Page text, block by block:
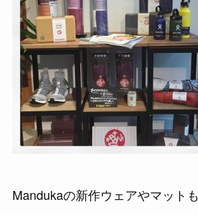
Mandukaの新作ウェアやマットも